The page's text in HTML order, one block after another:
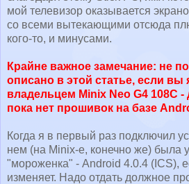
мой телевизор оказывается
со всеми вытекающими отсюда
кого-то, и минусами.
Крайне важное замечание: не
описано в этой статье, если вы
владельцем Minix Neo G4 108C
пока нет прошивок на базе
Когда я в первый раз подключил
нем (на Minix-е, конечно же) была
"мороженка" - Android 4.0.4 (ICS),
изменяет. Надо отдать должное